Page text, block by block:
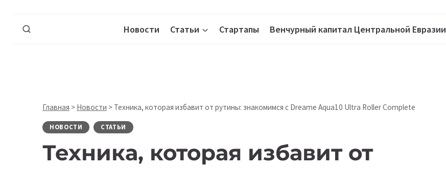
Новости Статьи Стартапы Венчурный капитал Центральной Евразии
Главная > Новости > Техника, которая избавит от рутины: знакомимся с Dreame Aqua10 Ultra Roller Complete
НОВОСТИ СТАТЬИ
Техника, которая избавит от